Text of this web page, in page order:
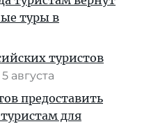
туры в
туристов
5 августа
предоставить
для